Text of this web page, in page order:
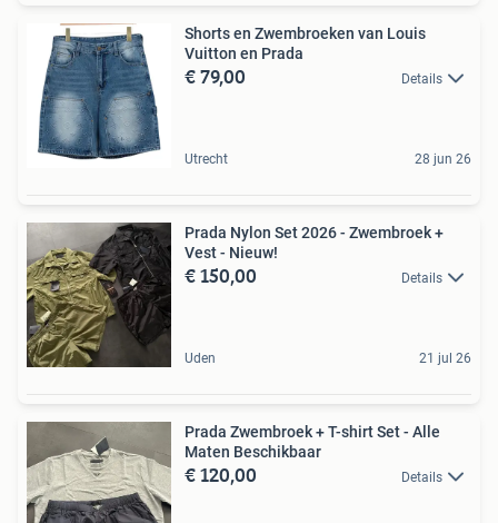
Shorts en Zwembroeken van Louis
Vuitton en Prada
€ 79,00 Details
Utrecht 28 jun 26
Prada Nylon Set 2026 - Zwembroek +
Vest - Nieuw!
€ 150,00 Details
Uden 21 jul 26
Prada Zwembroek + T-shirt Set - Alle
Maten Beschikbaar
€ 120,00 Details